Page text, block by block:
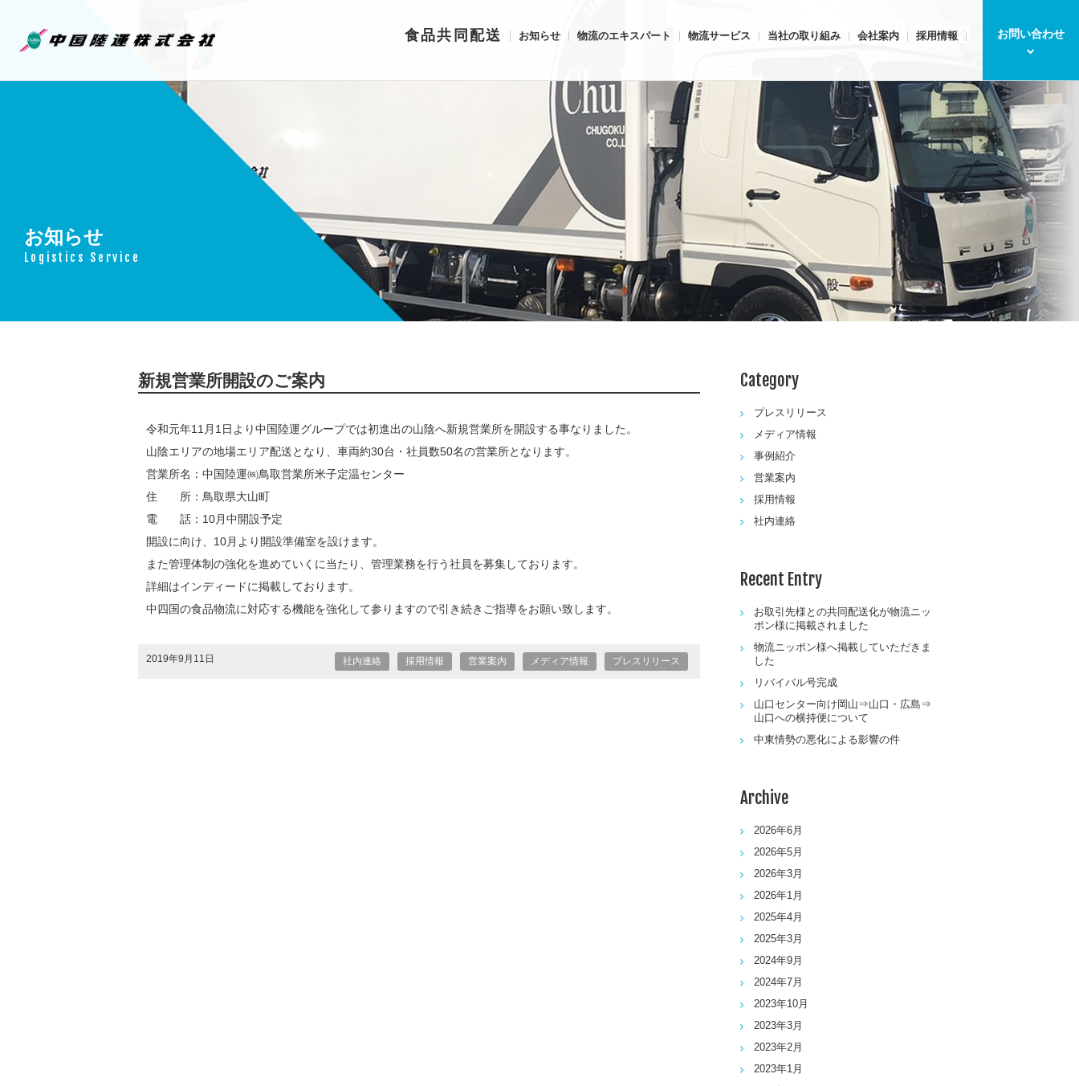
ChuRiku Delica Service
食品共同配送 お知らせ 物流のエキスパート 物流サービス 当社の取り組み 会社案内 採用情報 お問い合わせ
お知らせ
Logistics Service
新規営業所開設のご案内
令和元年11月1日より中国陸運グループでは初進出の山陰へ新規営業所を開設する事なりました。
山陰エリアの地場エリア配送となり、車両約30台・社員数50名の営業所となります。
営業所名：中国陸運㈱鳥取営業所米子定温センター
住 所：鳥取県大山町
電 話：10月中開設予定
開設に向け、10月より開設準備室を設けます。
また管理体制の強化を進めていくに当たり、管理業務を行う社員を募集しております。
詳細はインディードに掲載しております。
中四国の食品物流に対応する機能を強化して参りますので引き続きご指導をお願い致します。
2019年9月11日 プレスリリース
メディア情報
営業案内
採用情報
社内連絡
Category
プレスリリース
メディア情報
事例紹介
営業案内
採用情報
社内連絡
Recent Entry
お取引先様との共同配送化が物流ニッ
ポン様に掲載されました
物流ニッポン様へ掲載していただきま
した
リバイバル号完成
山口センター向け岡山⇒山口・広島⇒
山口への横持便について
中東情勢の悪化による影響の件
Archive
2026年6月
2026年5月
2026年3月
2026年1月
2025年4月
2025年3月
2024年9月
2024年7月
2023年10月
2023年3月
2023年2月
2023年1月